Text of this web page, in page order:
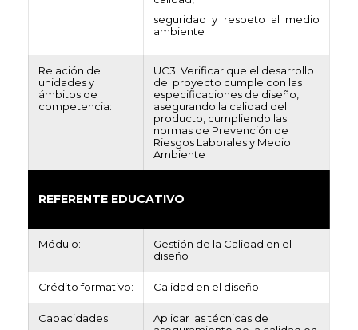
seguridad y respeto al medio
ambiente
Relación de
unidades y
ámbitos de
competencia:
UC3: Verificar que el desarrollo
del proyecto cumple con las
especificaciones de diseño,
asegurando la calidad del
producto, cumpliendo las
normas de Prevención de
Riesgos Laborales y Medio
Ambiente
REFERENTE EDUCATIVO
Módulo:
Gestión de la Calidad en el
diseño
Crédito formativo: Calidad en el diseño
Capacidades:
Aplicar las técnicas de